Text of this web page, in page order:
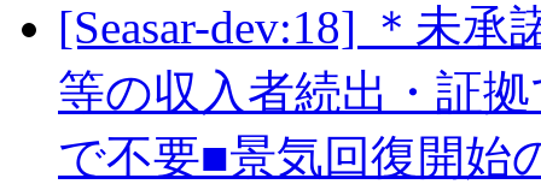
[Seasar-dev:18] ＊未
等の収入者続出・証
で不要■景気回復開始